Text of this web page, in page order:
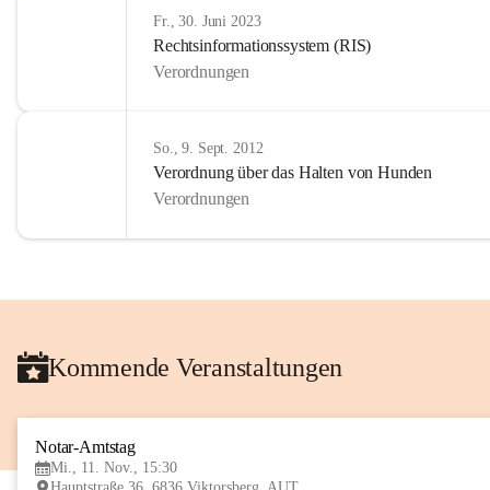
Fr., 30. Juni 2023
Rechtsinformationssystem (RIS)
Verordnungen
So., 9. Sept. 2012
Verordnung über das Halten von Hunden
Verordnungen
Kommende Veranstaltungen
Notar-Amtstag
Mi., 11. Nov., 15:30